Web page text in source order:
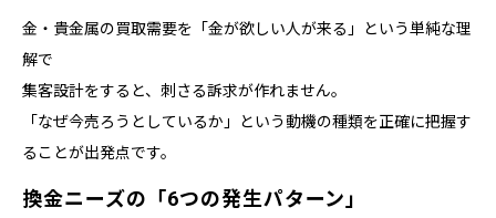
金・貴金属の買取需要を「金が欲しい人が来る」という単純な理
解で
集客設計をすると、刺さる訴求が作れません。
「なぜ今売ろうとしているか」という動機の種類を正確に把握す
ることが出発点です。
換金ニーズの「6つの発生パターン」